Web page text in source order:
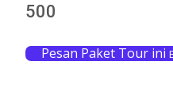
500
Pesan Paket Tour ini